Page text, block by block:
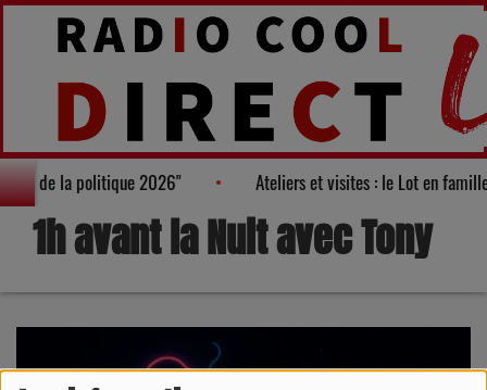
de la politique 2026" Ateliers et visites : le Lot en
1h avant la Nuit avec Tony